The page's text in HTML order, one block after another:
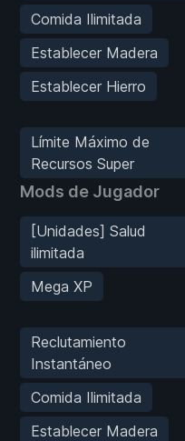
Comida Ilimitada
Establecer Madera
Establecer Hierro
Límite Máximo de
Recursos Super
Mods de Jugador
[Unidades] Salud
ilimitada
Mega XP
Reclutamiento
Instantáneo
Comida Ilimitada
Establecer Madera